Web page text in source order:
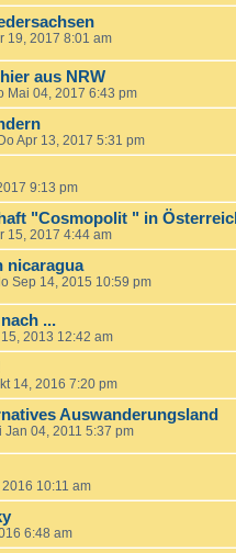
19, 2017 8:01 am
aus NRW
Mai 04, 2017 6:43 pm
Apr 13, 2017 5:31 pm
9:13 pm
"Cosmopolit " in
15, 2017 4:44 am
nicaragua
Sep 14, 2015 10:59 pm
...
2013 12:42 am
14, 2016 7:20 pm
Auswanderungsland
Jan 04, 2011 5:37 pm
10:11 am
6:48 am